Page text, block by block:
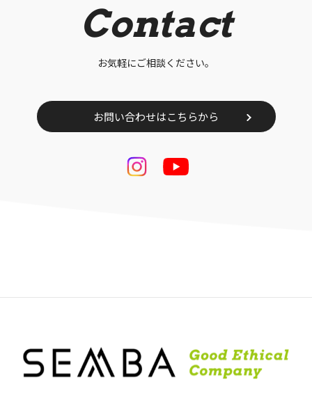
Contact
お気軽にご相談ください。
お問い合わせはこちらから